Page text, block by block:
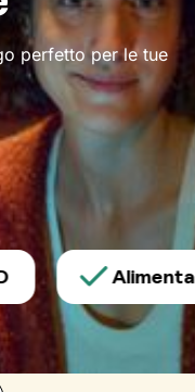
perfetto per le tue